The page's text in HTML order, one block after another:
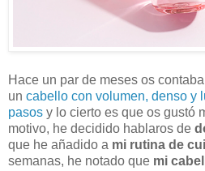
Hace un par de meses os contaba
un cabello con volumen, denso y
pasos y lo cierto es que os gustó
motivo, he decidido hablaros de
que he añadido a mi rutina de
semanas, he notado que mi